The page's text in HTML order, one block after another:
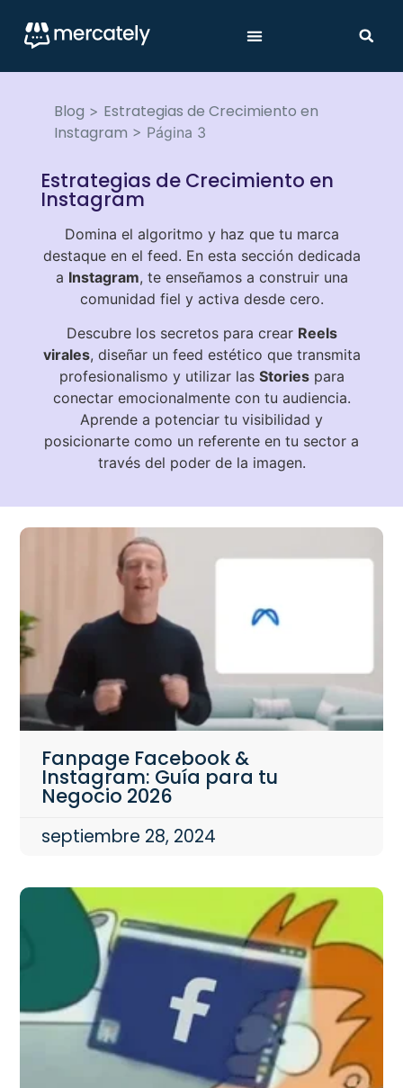
Blog > Estrategias de Crecimiento en
Instagram > Página 3
Estrategias de Crecimiento en
Instagram
Domina el algoritmo y haz que tu marca
destaque en el feed. En esta sección dedicada
a Instagram, te enseñamos a construir una
comunidad fiel y activa desde cero.
Descubre los secretos para crear Reels
virales, diseñar un feed estético que transmita
profesionalismo y utilizar las Storiespara
conectar emocionalmente con tu audiencia.
Aprende a potenciar tu visibilidad y
posicionarte como un referente en tu sector a
través del poder de la imagen.
Fanpage Facebook &
Instagram: Guía para tu
Negocio 2026
septiembre 28, 2024